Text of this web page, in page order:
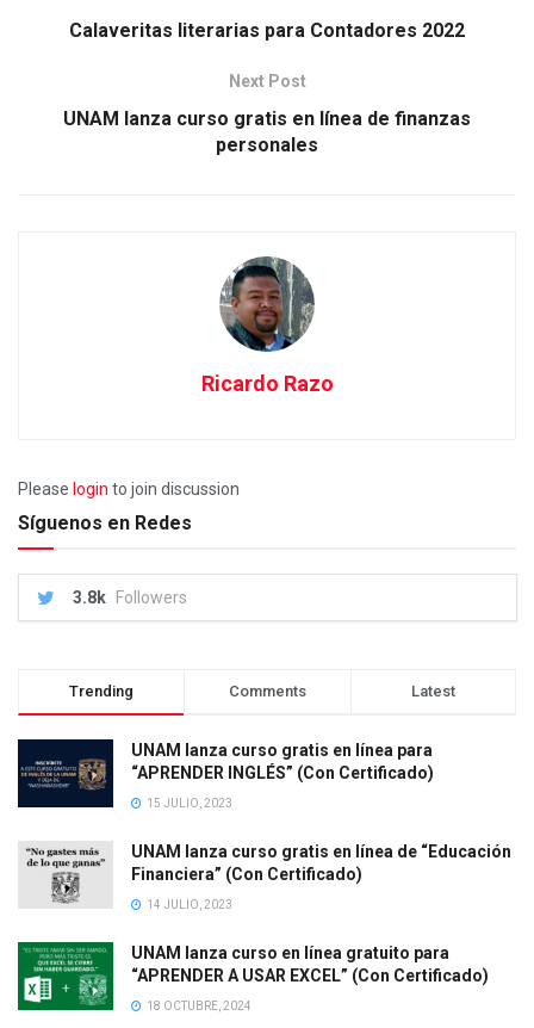
Calaveritas literarias para Contadores 2022
Next Post
UNAM lanza curso gratis en línea de finanzas
personales
Ricardo Razo
Please login to join discussion
Síguenos en Redes
3.8k Followers
Trending Comments Latest
UNAM lanza curso gratis en línea para
“APRENDER INGLÉS” (Con Certificado)
15 JULIO, 2023
UNAM lanza curso gratis en línea de “Educación
Financiera” (Con Certificado)
14 JULIO, 2023
UNAM lanza curso en línea gratuito para
“APRENDER A USAR EXCEL” (Con Certificado)
18 OCTUBRE, 2024